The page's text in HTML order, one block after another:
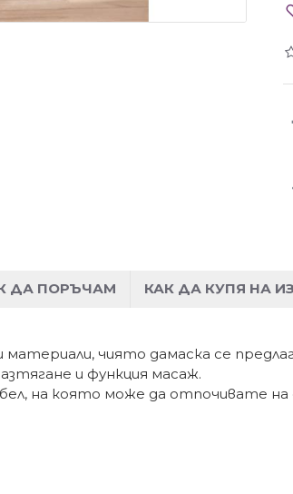
ДА ПОРЪЧАМ КАК ДА КУПЯ НА
чиято дамаска се
и функция масаж.
на която може да отпочивате на